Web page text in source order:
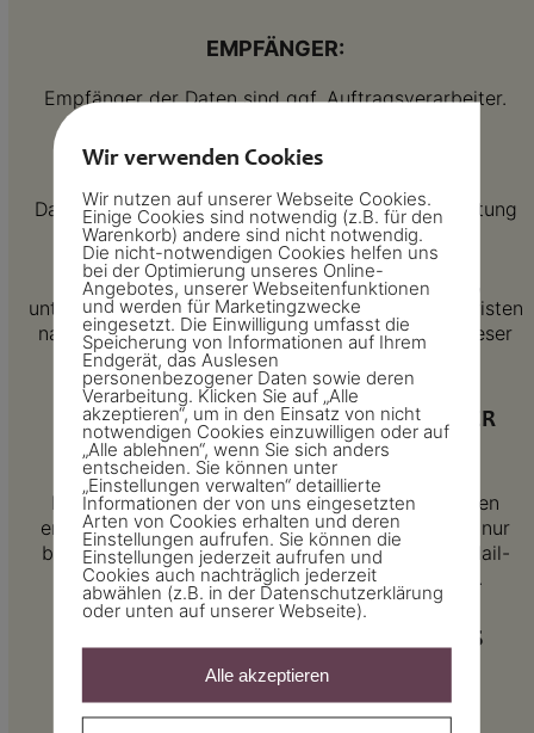
EMPFÄNGER:
Empfänger der Daten sind ggf. Auftragsverarbeiter.
SPEICHERDAUER:
Daten werden spätestens 6 Monate nach Bearbeitung
der Anfrage gelöscht.
Sofern es zu einem Vertragsverhältnis kommt,
unterliegen wir den gesetzlichen Aufbewahrungsfristen
nach HGB und löschen Ihre Daten nach Ablauf dieser
Fristen.
BEREITSTELLUNG VORGESCHRIEBEN ODER
ERFORDERLICH:
Die Bereitstellung Ihrer personenbezogenen Daten
erfolgt freiwillig. Wir können Ihre Anfrage jedoch nur
bearbeiten, sofern Sie uns Ihren Namen, Ihre E-Mail-
Adresse und den Grund der Anfrage mitteilen.
VERWENDUNG VON GOOGLE ANALYTICS
ART UND ZWECK DER VERARBEITUNG:
Wir verwenden Cookies
Wir nutzen auf unserer Webseite Cookies.
Einige Cookies sind notwendig (z.B. für den
Warenkorb) andere sind nicht notwendig.
Die nicht-notwendigen Cookies helfen uns
bei der Optimierung unseres Online-
Angebotes, unserer Webseitenfunktionen
und werden für Marketingzwecke
eingesetzt. Die Einwilligung umfasst die
Speicherung von Informationen auf Ihrem
Endgerät, das Auslesen
personenbezogener Daten sowie deren
Verarbeitung. Klicken Sie auf „Alle
akzeptieren“, um in den Einsatz von nicht
notwendigen Cookies einzuwilligen oder auf
„Alle ablehnen“, wenn Sie sich anders
entscheiden. Sie können unter
„Einstellungen verwalten“ detaillierte
Informationen der von uns eingesetzten
Arten von Cookies erhalten und deren
Einstellungen aufrufen. Sie können die
Einstellungen jederzeit aufrufen und
Cookies auch nachträglich jederzeit
abwählen (z.B. in der Datenschutzerklärung
oder unten auf unserer Webseite).
Alle akzeptieren